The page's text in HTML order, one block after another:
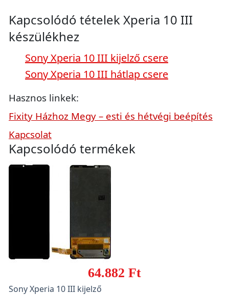
Kapcsolódó tételek Xperia 10 III
készülékhez
Sony Xperia 10 III kijelző csere
Sony Xperia 10 III hátlap csere
Hasznos linkek:
Fixity Házhoz Megy – esti és hétvégi beépítés
Kapcsolat
Kapcsolódó termékek
64.882 Ft
Sony Xperia 10 III kijelző